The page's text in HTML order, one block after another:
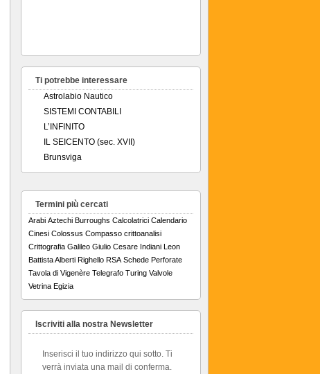
Ti potrebbe interessare
Astrolabio Nautico
SISTEMI CONTABILI
L’INFINITO
IL SEICENTO (sec. XVII)
Brunsviga
Termini più cercati
Arabi Aztechi Burroughs Calcolatrici Calendario
Cinesi Colossus Compasso crittoanalisi
Crittografia Galileo Giulio Cesare Indiani Leon
Battista Alberti Righello RSA Schede Perforate
Tavola di Vigenère Telegrafo Turing Valvole
Vetrina Egizia
Iscriviti alla nostra Newsletter
Inserisci il tuo indirizzo qui sotto. Ti
verrà inviata una mail di conferma.